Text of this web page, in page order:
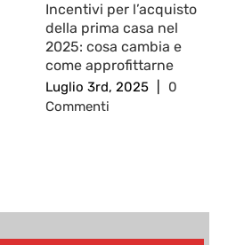
Incentivi per l’acquisto
della prima casa nel
2025: cosa cambia e
come approfittarne
Luglio 3rd, 2025
0
Commenti